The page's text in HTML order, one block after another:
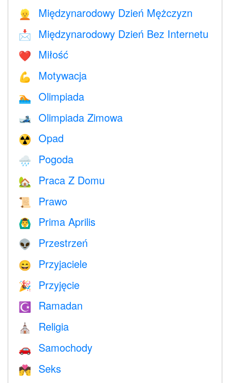
👱 Międzynarodowy Dzień Mężczyzn
📩 Międzynarodowy Dzień Bez Internetu
❤️️ Miłość
💪 Motywacja
🏊 Olimpiada
🎿 Olimpiada Zimowa
☢️ Opad
🌧 Pogoda
🏡 Praca Z Domu
📜 Prawo
🙆‍♂️ Prima Aprilis
👽 Przestrzeń
😄 Przyjaciele
🎉 Przyjęcie
☪️ Ramadan
⛪️ Religia
🚗 Samochody
💏 Seks